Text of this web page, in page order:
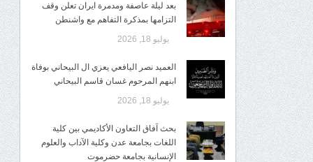
بعد ليلة عاصفة ومدمرة ايران تعلن وقف
التزامها بمذكرة التفاهم مع واشنطن
يوليو 18, 2026
العميد نصر اليافعي يعزي ال البيحاني بوفاة
ابنهم المرحوم غسان قاسم البيحاني
يوليو 18, 2026
بحث آفاق التعاون الأكاديمي بين كلية
اللغات بجامعة عدن وكلية الآداب والعلوم
الإنسانية بجامعة حضرموت